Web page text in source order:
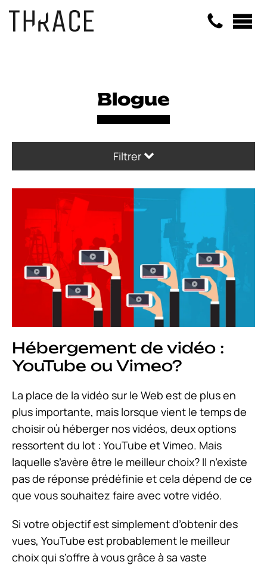
Blogue
Filtrer
Hébergement de vidéo :
YouTube ou Vimeo?
La place de la vidéo sur le Web est de plus en
plus importante, mais lorsque vient le temps de
choisir où héberger nos vidéos, deux options
ressortent du lot : YouTube et Vimeo. Mais
laquelle s’avère être le meilleur choix? Il n’existe
pas de réponse prédéfinie et cela dépend de ce
que vous souhaitez faire avec votre vidéo.
Si votre objectif est simplement d’obtenir des
vues, YouTube est probablement le meilleur
choix qui s’offre à vous grâce à sa vaste